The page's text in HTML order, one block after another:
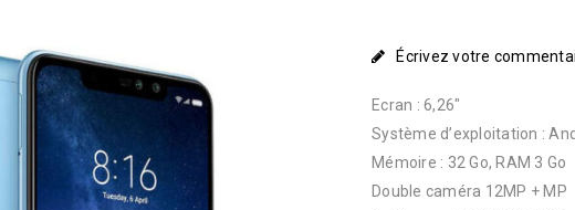
Écrivez votre
Ecran : 6,26″
Système d’exploitation :
Mémoire : 32 Go, RAM 3 Go
Double caméra 12MP + MP